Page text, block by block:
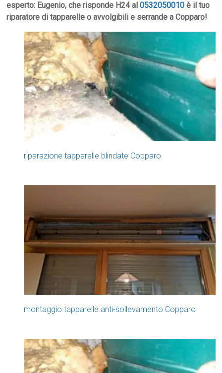
esperto: Eugenio, che risponde H24 al0532050010 è il tuo
riparatore di tapparelle o avvolgibili e serrande a Copparo!
riparazione tapparelle blindate Copparo
montaggio tapparelle anti-sollevamento Copparo